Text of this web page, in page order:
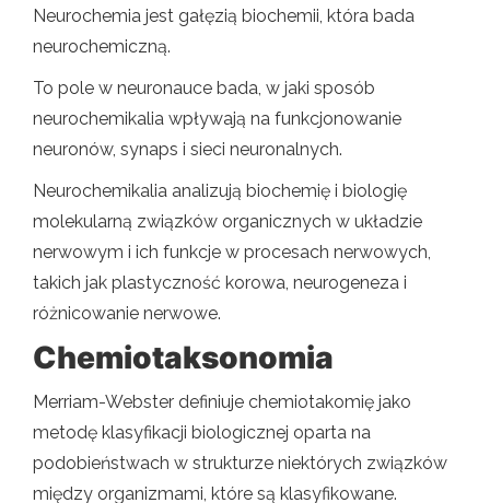
Neurochemia jest gałęzią biochemii, która bada
neurochemiczną.
To pole w neuronauce bada, w jaki sposób
neurochemikalia wpływają na funkcjonowanie
neuronów, synaps i sieci neuronalnych.
Neurochemikalia analizują biochemię i biologię
molekularną związków organicznych w układzie
nerwowym i ich funkcje w procesach nerwowych,
takich jak plastyczność korowa, neurogeneza i
różnicowanie nerwowe.
Chemiotaksonomia
Merriam-Webster definiuje chemiotakomię jako
metodę klasyfikacji biologicznej oparta na
podobieństwach w strukturze niektórych związków
między organizmami, które są klasyfikowane.